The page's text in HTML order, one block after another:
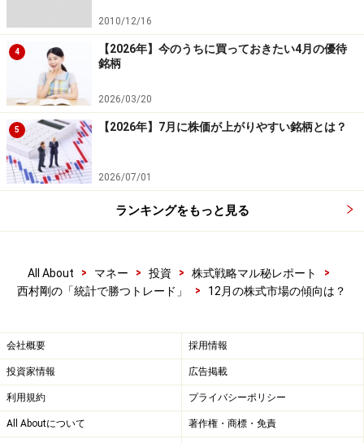
また、年末年始の大納会や大発会の時期には、ご祝儀の
意味を込めた買いが入りやすいことから、「ご祝儀相
場」と呼ばれ、株価上昇しやすいと言われています。
「掉尾の一振（ちょうびのいっしん）」と合わせて、年
末年始の株価上昇する傾向を利用することで、トレード
チャンスの幅も大きく広がるでしょう。
次に、上がりやすい傾向のある12月相場の中でも好調な
システムトレードの達人
上の表は、先ほどの検証によって出された高勝率銘柄の
ランキングです。12月相場は「センチュリー２１・ジャ
2010/12/16
4
【2026年】今のうちに買っておきたい4月の優待
銘柄
2026/03/20
5 【2026年】7月に株価が上がりやすい銘柄とは？
2026/07/01
ランキングをもっと見る
All About > マネー > 投資 > 株式戦略マル秘レポート
>
西村剛の「統計で勝つトレード」
> 12月の株式市場の傾向は？
会社概要 採用情報
投資家情報 広告掲載
利用規約 プライバシーポリシー
All Aboutについて 著作権・商標・免責